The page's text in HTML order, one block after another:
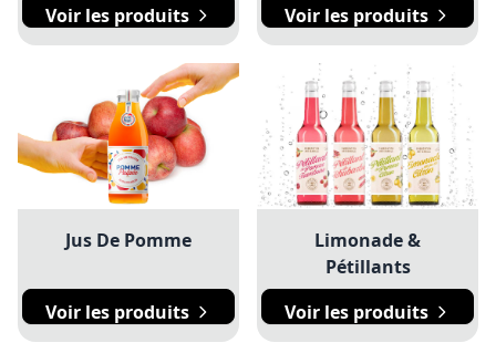
Voir les produits
Voir les produits
Jus De Pomme
Voir les produits
Limonade &
Pétillants
Voir les produits